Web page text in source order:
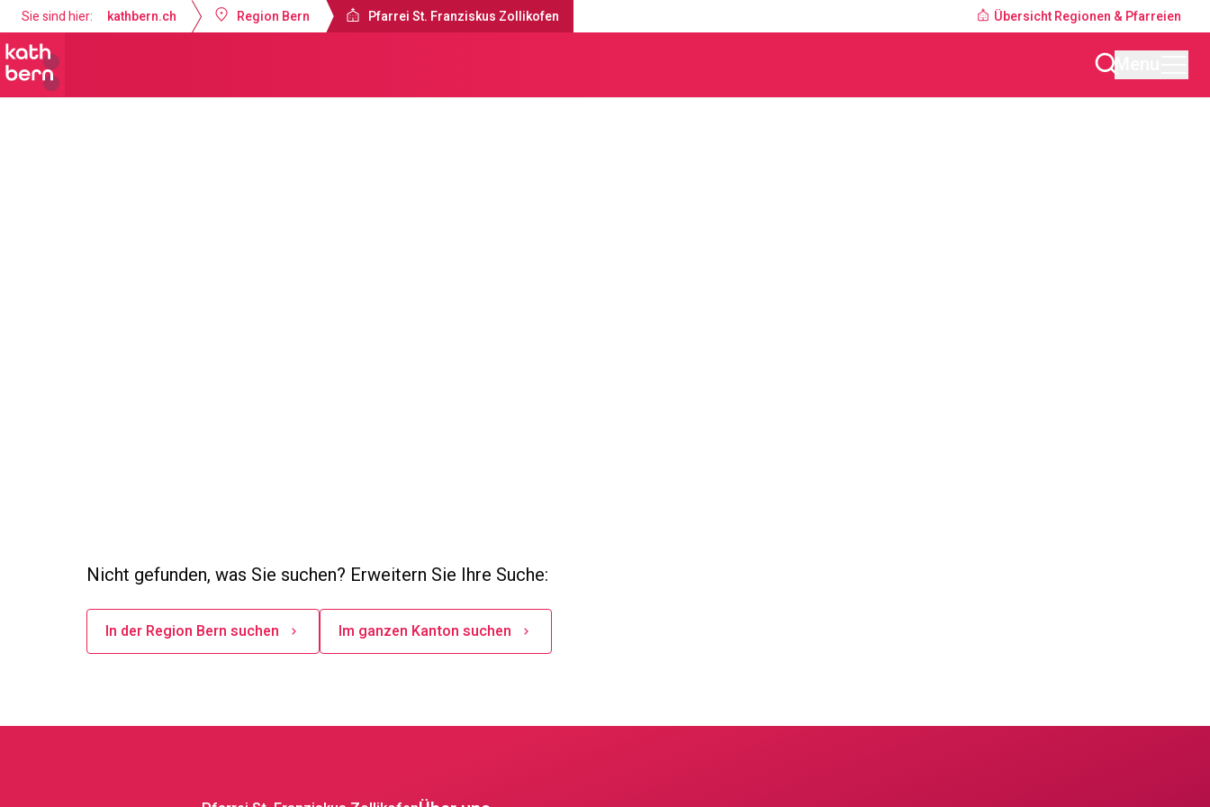
Sie sind hier: kathbern.ch Region Bern Pfarrei St. Franziskus Zollikofen Übersicht Regionen & Pfarreien
Nicht gefunden, was Sie suchen? Erweitern Sie Ihre Suche:
In der Region Bern suchen Im ganzen Kanton suchen